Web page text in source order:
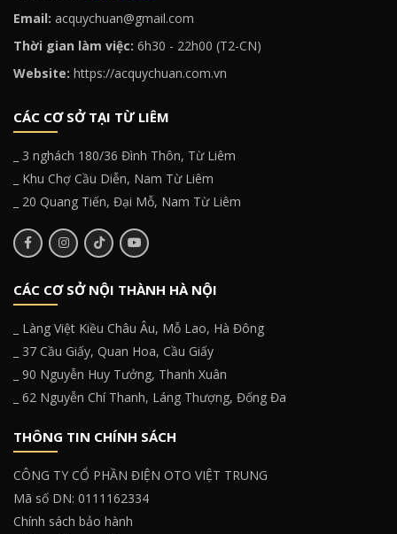
Email: acquychuan@gmail.com
Thời gian làm việc: 6h30 - 22h00 (T2-CN)
Website: https://acquychuan.com.vn
CÁC CƠ SỞ TẠI TỪ LIÊM
_ 3 nghách 180/36 Đình Thôn, Từ Liêm
_ Khu Chợ Cầu Diễn, Nam Từ Liêm
_ 20 Quang Tiến, Đại Mỗ, Nam Từ Liêm
CÁC CƠ SỞ NỘI THÀNH HÀ NỘI
_ Làng Việt Kiều Châu Âu, Mỗ Lao, Hà Đông
_ 37 Cầu Giấy, Quan Hoa, Cầu Giấy
_ 90 Nguyễn Huy Tưởng, Thanh Xuân
_ 62 Nguyễn Chí Thanh, Láng Thượng, Đống Đa
THÔNG TIN CHÍNH SÁCH
CÔNG TY CỔ PHẦN ĐIỆN OTO VIỆT TRUNG
Mã số DN: 0111162334
Chính sách bảo hành